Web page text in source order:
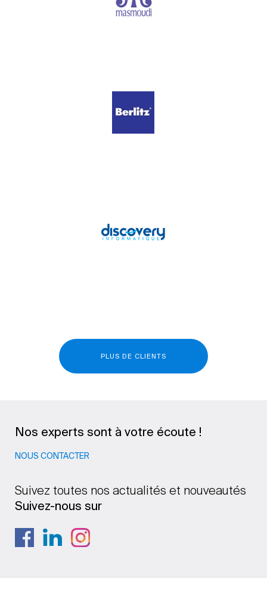
PLUS DE CLIENTS
Nos experts sont à votre écoute !
NOUS CONTACTER
Suivez toutes nos actualités et nouveautés
Suivez-nous sur